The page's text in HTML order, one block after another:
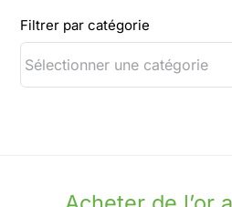
Filtrer par catégorie